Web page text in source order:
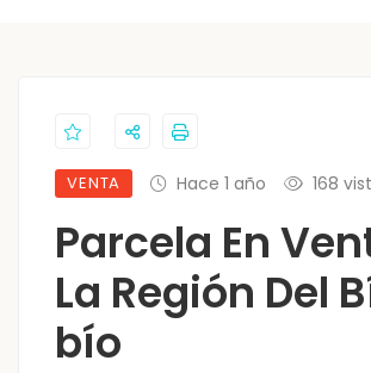
VENTA Hace 1 año 168
Parcela En
La Región Del
bío